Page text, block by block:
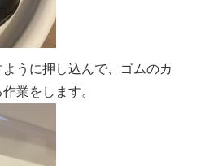
うに押し込んで、ゴムのカ
業をします。